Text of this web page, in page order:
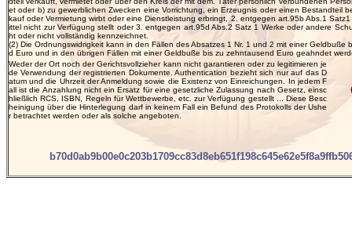
et oder b) zu gewerblichen Zwecken eine Vorrichtung, ein Erzeugnis oder einen Bestandteil
kauf oder Vermietung wirbt oder eine Dienstleistung erbringt, 2. entgegen art.95b Abs.1
ittel nicht zur Verfügung stellt oder 3. entgegen art.95d Abs.2 Satz 1 Werke oder andere
ht oder nicht vollständig kennzeichnet.
(2) Die Ordnungswidrigkeit kann in den Fällen des Absatzes 1 Nr. 1 und 2 mit einer Geldbuße
d Euro und in den übrigen Fällen mit einer Geldbuße bis zu zehntausend Euro geahndet
Weder der Ort noch der Gerichtsvollzieher kann nicht garantieren oder zu legitimieren je
de Verwendung der registrierten Dokumente. Authentication bezieht sich nur auf das D
atum und die Uhrzeit der Anmeldung sowie die Existenz von Einreichungen. In jedem F
all ist die Anzahlung nicht ein Ersatz für eine gesetzliche Zulassung nach Gesetz, einsc
hließlich RCS, ISBN, Regeln für Wettbewerbe, etc. zur Verfügung gestellt ... Diese Besc
heinigung über die Hinterlegung darf in keinem Fall ein Befund des Protokolls der Ushe
r betrachtet werden oder als solche angeboten.